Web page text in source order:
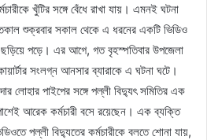
খুঁটির সঙ্গে বেঁধে রাখা যায়। এমনই ঘটনা
শুক্রবার সকাল থেকে এ ধরনের একটি ভিডিও
পড়ে। এর আগে, গত বৃহস্পতিবার উপজেলা
সংলগ্ন আনসার ব্যারাকে এ ঘটনা ঘটে।
লোহার পাইপের সঙ্গে পল্লী বিদ্যুৎ সমিতির এক
আরেক কর্মচারী বসে রয়েছেন। এক ব্যক্তি
পল্লী বিদ্যুতের কর্মচারীকে বলতে শোনা যায়,